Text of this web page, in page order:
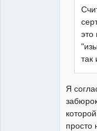
это
так
Я
просто